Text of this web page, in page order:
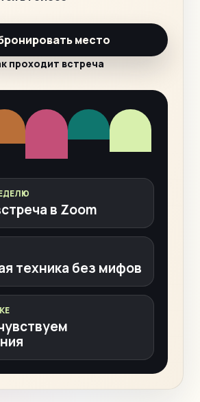
место
проходит встреча
в Zoom
техника без мифов